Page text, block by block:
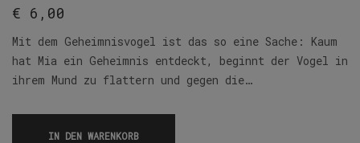
€ 6,00
Mit dem Geheimnisvogel ist das so eine Sache: Kaum
hat Mia ein Geheimnis entdeckt, beginnt der Vogel in
ihrem Mund zu flattern und gegen die…
IN DEN WARENKORB